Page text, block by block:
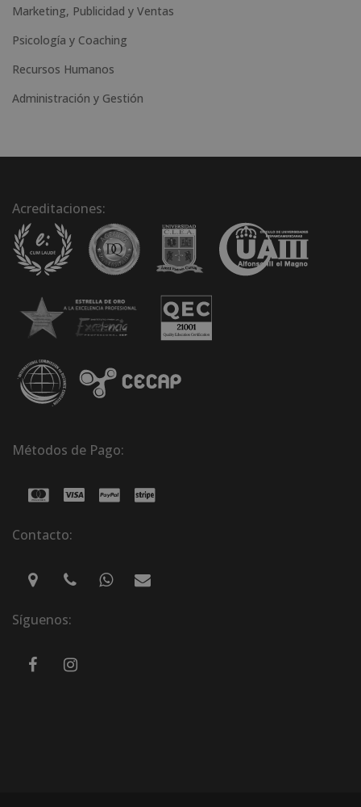
Marketing, Publicidad y Ventas
Psicología y Coaching
Recursos Humanos
Administración y Gestión
Acreditaciones:
Métodos de Pago:
Contacto:
Síguenos: